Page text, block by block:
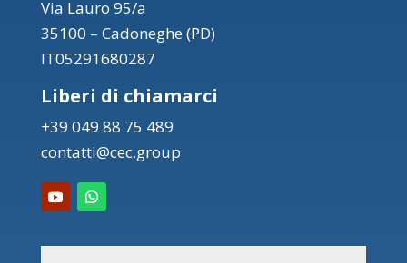
Via Lauro 95/a
35100 – Cadoneghe (PD)
IT05291680287
Liberi di chiamarci
+39 049 88 75 489
contatti@cec.group